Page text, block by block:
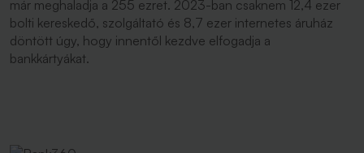
már meghaladja a 255 ezret. 2023-ban csaknem 12,4 ezer
bolti kereskedő, szolgáltató és 8,7 ezer internetes áruház
döntött úgy, hogy innentől kezdve elfogadja a
bankkártyákat.